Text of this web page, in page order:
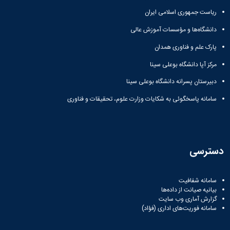
مرتبط
ملی
نخبگان
شرکت
های
بنیان
آئین
نامه ها
نامه
پژوهشی
فرم
های
پژوهشی
ریاست جمهوری اسلامی ایران
دانشگاه‌ها و مؤسسات آموزش عالی
پارک علم و فناوری همدان
مرکز آپا دانشگاه بوعلی سینا
دبیرستان پسرانه دانشگاه بوعلی سینا
سامانه پاسخگوئی به شکایات وزارت علوم، تحقیقات و فناوری
دسترسی
سامانه شفافیت
بیانیه صیانت از داده‌ها
گزارش آماری وب‌ سایت
سامانه فوریت‌های اداری (فؤاد)